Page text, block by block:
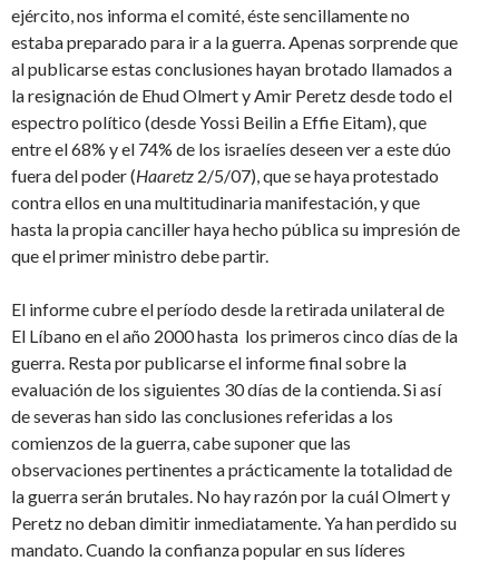
ejército, nos informa el comité, éste sencillamente no
estaba preparado para ir a la guerra. Apenas sorprende que
al publicarse estas conclusiones hayan brotado llamados a
la resignación de Ehud Olmert y Amir Peretz desde todo el
espectro político (desde Yossi Beilin a Effie Eitam), que
entre el 68% y el 74% de los israelíes deseen ver a este dúo
fuera del poder (Haaretz 2/5/07), que se haya protestado
contra ellos en una multitudinaria manifestación, y que
hasta la propia canciller haya hecho pública su impresión de
que el primer ministro debe partir.
El informe cubre el período desde la retirada unilateral de
El Líbano en el año 2000 hasta los primeros cinco días de la
guerra. Resta por publicarse el informe final sobre la
evaluación de los siguientes 30 días de la contienda. Si así
de severas han sido las conclusiones referidas a los
comienzos de la guerra, cabe suponer que las
observaciones pertinentes a prácticamente la totalidad de
la guerra serán brutales. No hay razón por la cuál Olmert y
Peretz no deban dimitir inmediatamente. Ya han perdido su
mandato. Cuando la confianza popular en sus líderes